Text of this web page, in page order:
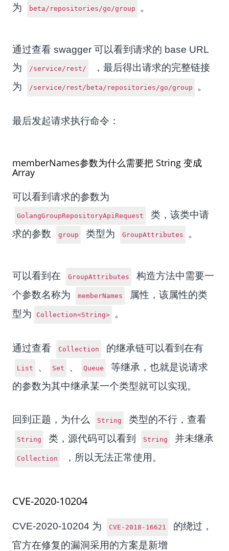
为
beta/repositories/go/group 。
通过查看 swagger 可以看到请求的 base URL
为
/service/rest/
，最后得出请求的完整链接
为
/service/rest/beta/repositories/go/group 。
最后发起请求执行命令：
memberNames参数为什么需要把 String 变成
Array
可以看到请求的参数为
GolangGroupRepositoryApiRequest
类，该类中请
求的参数
group 类型为 GroupAttributes 。
可以看到在 GroupAttributes
构造方法中需要一
个参数名称为
memberNames
属性，该属性的类
型为
Collection<String> 。
通过查看 Collection 的继承链可以看到在有
List 、 Set 、 Queue
等继承，也就是说请求
的参数为其中继承某一个类型就可以实现。
回到正题，为什么 String 类型的不行，查看
String 类，源代码可以看到 String 并未继承
Collection ，所以无法正常使用。
CVE-2020-10204
CVE-2020-10204 为 CVE-2018-16621
的绕过，
官方在修复的漏洞采用的方案是新增